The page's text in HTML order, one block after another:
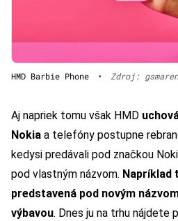
HMD Barbie Phone • Zdroj:
Aj napriek tomu však HMD
Nokia a telefóny postupne
kedysi predávali pod značkou
pod vlastným názvom. Napríklad
predstavená pod novým
výbavou. Dnes ju na trhu nájdete